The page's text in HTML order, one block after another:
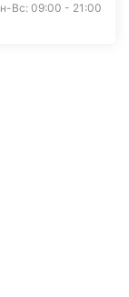
Вс: 09:00 - 21:00